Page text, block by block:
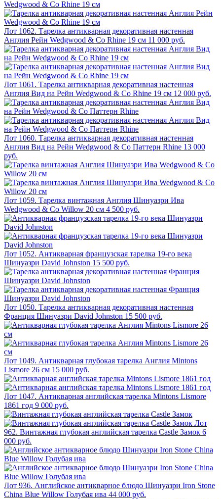
Лот 1062. Тарелка антикварная декоративная настенная
Англия Рейн Wedgwood & Co Rhine 19 см 11 000 руб.
Лот 1061. Тарелка антикварная декоративная настенная
Англия Вид на Рейн Wedgwood & Co Rhine 19 см 12 000 руб.
Лот 1060. Тарелка антикварная декоративная настенная
Англия Вид на Рейн Wedgwood & Co Паттерн Rhine 13 000
руб.
Лот 1059. Тарелка винтажная Англия Шинуазри Ива
Wedgwood & Co Willow 20 см 4 500 руб.
Лот 1052. Антикварная французская тарелка 19-го века
Шинуазри David Johnston 15 500 руб.
Лот 1050. Тарелка антикварная декоративная настенная
Франция Шинуазри David Johnston 15 500 руб.
Лот 1049. Антикварная глубокая тарелка Англия Mintons
Lismore 26 см 15 000 руб.
Лот 1047. Антикварная английская тарелка Mintons Lismore
1861 год 9 000 руб.
Лот
962. Винтажная глубокая английская тарелка Castle Замок 6
000 руб.
Лот 936. Английское антикварное блюдо Шинуазри Iron Stone
China Blue Willow Голубая ива 44 000 руб.